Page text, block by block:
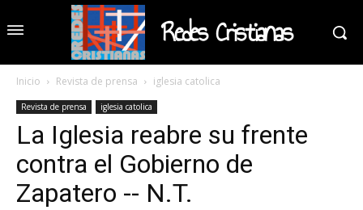
Redes Cristianas
Inicio Revista de prensa iglesia catolica
Revista de prensa iglesia catolica
La Iglesia reabre su frente
contra el Gobierno de
Zapatero -- N.T.